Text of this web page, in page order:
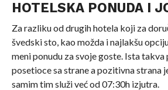
HOTELSKA PONUDA I
Za razliku od drugih hotela koji za
švedski sto, kao možda i najlakšu
meni ponudu za svoje goste. Ista takva
posetioce sa strane a pozitivna strana
samim tim služi već od 07:30h izjutra.